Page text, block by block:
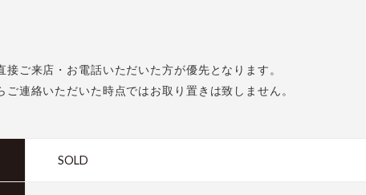
接ご来店・お電話いただいた方が優先となります。
ご連絡いただいた時点ではお取り置きは致しません。
SOLD